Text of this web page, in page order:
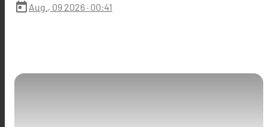
today Aug., 09 2026 · 00:41